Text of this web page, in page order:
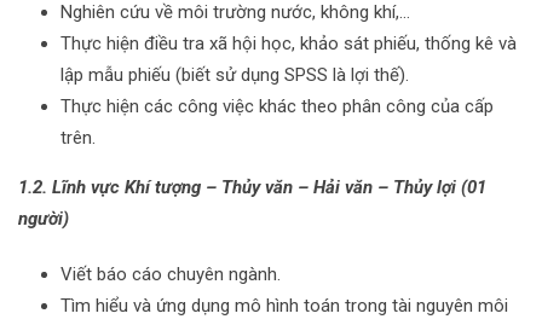
Nghiên cứu về môi trường nước, không khí,…
Thực hiện điều tra xã hội học, khảo sát phiếu, thống kê và
lập mẫu phiếu (biết sử dụng SPSS là lợi thế).
Thực hiện các công việc khác theo phân công của cấp
trên.
1.2. Lĩnh vực Khí tượng – Thủy văn – Hải văn – Thủy lợi (01
người)
Viết báo cáo chuyên ngành.
Tìm hiểu và ứng dụng mô hình toán trong tài nguyên môi